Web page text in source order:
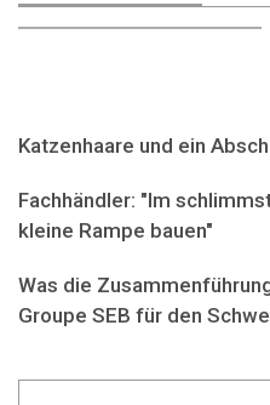
Katzenhaare und ein
Fachhändler: "Im
kleine Rampe bauen"
Was die
Groupe SEB für den